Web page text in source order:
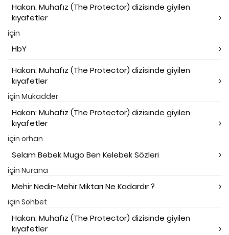
Hakan: Muhafız (The Protector) dizisinde giyilen
kıyafetler
için
HbY
Hakan: Muhafız (The Protector) dizisinde giyilen
kıyafetler
için Mukadder
Hakan: Muhafız (The Protector) dizisinde giyilen
kıyafetler
için orhan
Selam Bebek Mugo Ben Kelebek Sözleri
için Nurana
Mehir Nedir-Mehir Miktarı Ne Kadardır ?
için Sohbet
Hakan: Muhafız (The Protector) dizisinde giyilen
kıyafetler